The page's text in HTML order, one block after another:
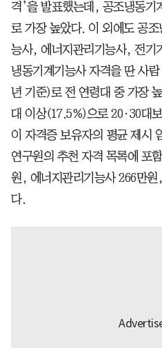
격’을 발표했는데, 공조냉동기
로 가장 높았다. 이 외에도 공
능사, 에너지관리기능사, 전기
냉동기계기능사 자격을 딴 사
년 기준)로 전 연령대 중 가장
대 이상(17.5%)으로 20·30대
이 자격증 보유자의 평균 제시
연구원의 추천 자격 목록에 포
원, 에너지관리기능사 266만
다.